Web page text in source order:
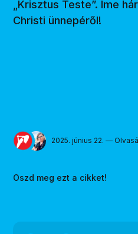
„Krisztus Teste”. Íme
Christi ünnepéről!
2025. június 22. —
Oszd meg ezt a cikket!